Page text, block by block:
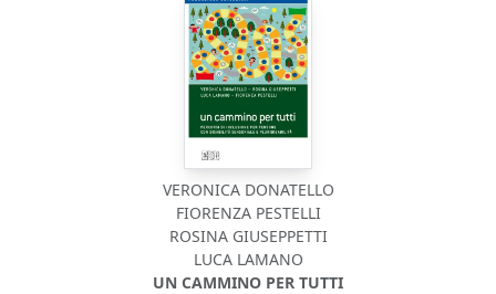
VERONICA DONATELLO
FIORENZA PESTELLI
ROSINA GIUSEPPETTI
LUCA LAMANO
UN CAMMINO PER TUTTI